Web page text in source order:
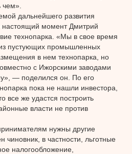
чем».
дальнейшего развития
настоящий момент Дмитрий
технопарка. «Мы в свое время
пустующих промышленных
в нем технопарка, но
с Ижорскими заводами
— поделился он. По его
пока не нашли инвестора,
все же удастся построить
власти не против
нужны другие
в частности, льготные
налогообложение,